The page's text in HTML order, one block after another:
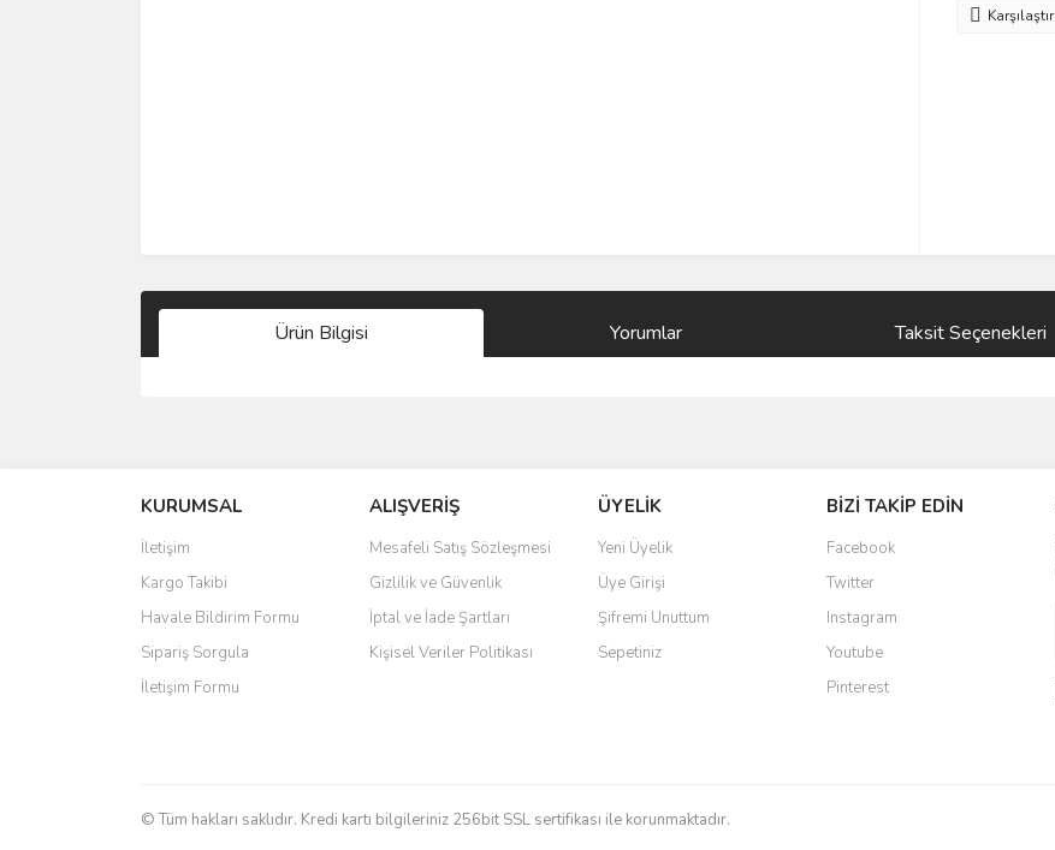
Karşılaştır
Ürün Bilgisi Yorumlar Taksit Seçenekleri
Ürün resmi kalitesiz, bozuk veya görüntülenemiyor.
Ürün açıklamasında eksik bilgiler bulunuyor.
Ürün bilgilerinde hatalar bulunuyor.
Ürün fiyatı diğer sitelerden daha pahalı.
Bu ürüne benzer farklı alternatifler olmalı.
KURUMSAL
İletişim
Kargo Takibi
Havale Bildirim Formu
Sipariş Sorgula
İletişim Formu
ALIŞVERİŞ
Mesafeli Satış Sözleşmesi
Gizlilik ve Güvenlik
İptal ve İade Şartları
Kişisel Veriler Politikası
ÜYELİK
Yeni Üyelik
Üye Girişi
Şifremi Unuttum
Sepetiniz
BİZİ TAKİP EDİN
Facebook
Twitter
Instagram
Youtube
Pinterest
© Tüm hakları saklıdır. Kredi kartı bilgileriniz 256bit SSL sertifikası ile korunmaktadır.